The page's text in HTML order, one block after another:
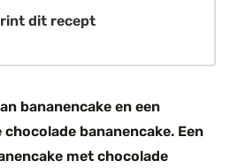
dit recept
bananencake en een
bananencake. Een
met chocolade